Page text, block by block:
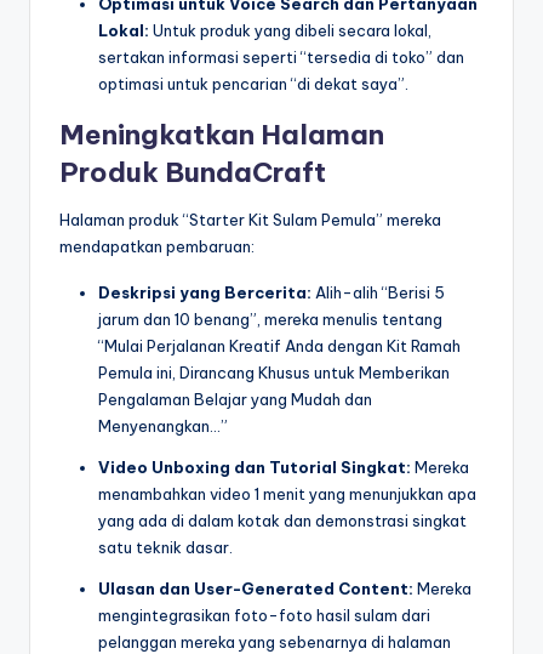
Optimasi untuk Voice Search dan Pertanyaan
Lokal: Untuk produk yang dibeli secara lokal,
sertakan informasi seperti “tersedia di toko” dan
optimasi untuk pencarian “di dekat saya”.
Meningkatkan Halaman
Produk BundaCraft
Halaman produk “Starter Kit Sulam Pemula” mereka
mendapatkan pembaruan:
Deskripsi yang Bercerita: Alih-alih “Berisi 5
jarum dan 10 benang”, mereka menulis tentang
“Mulai Perjalanan Kreatif Anda dengan Kit Ramah
Pemula ini, Dirancang Khusus untuk Memberikan
Pengalaman Belajar yang Mudah dan
Menyenangkan…”
Video Unboxing dan Tutorial Singkat: Mereka
menambahkan video 1 menit yang menunjukkan apa
yang ada di dalam kotak dan demonstrasi singkat
satu teknik dasar.
Ulasan dan User-Generated Content: Mereka
mengintegrasikan foto-foto hasil sulam dari
pelanggan mereka yang sebenarnya di halaman